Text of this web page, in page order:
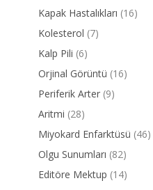
Kapak Hastalıkları (16)
Kolesterol (7)
Kalp Pili (6)
Orjinal Görüntü (16)
Periferik Arter (9)
Aritmi (28)
Miyokard Enfarktüsü (46)
Olgu Sunumları (82)
Editöre Mektup (14)